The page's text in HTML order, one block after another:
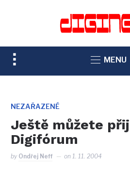
TOGGLE
SIDEBAR
NAVIGATION
MENU
NEZAŘAZENÉ
Ještě můžete
Digifórum
by Ondřej Neff on1. 11. 2004